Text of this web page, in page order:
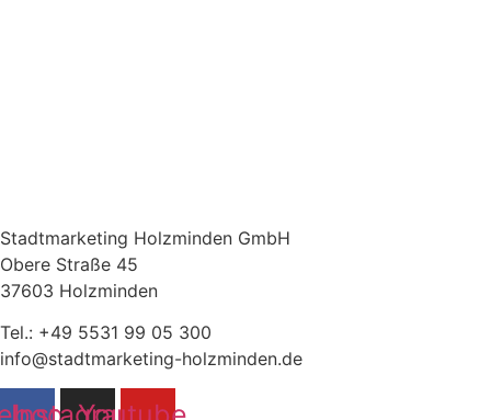
Stadtmarketing Holzminden GmbH
Obere Straße 45
37603 Holzminden
Tel.: +49 5531 99 05 300
info@stadtmarketing-holzminden.de